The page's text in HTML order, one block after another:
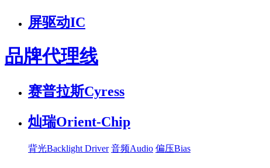
屏驱动IC
品牌代理线
赛普拉斯Cyress
灿瑞Orient-Chip
背光Backlight Driver 音频Audio 偏压Bias